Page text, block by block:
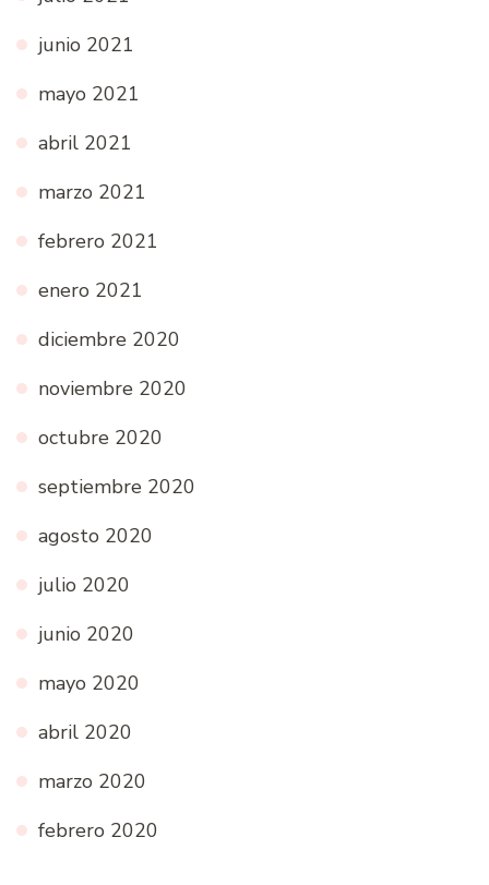
junio 2021
mayo 2021
abril 2021
marzo 2021
febrero 2021
enero 2021
diciembre 2020
noviembre 2020
octubre 2020
septiembre 2020
agosto 2020
julio 2020
junio 2020
mayo 2020
abril 2020
marzo 2020
febrero 2020